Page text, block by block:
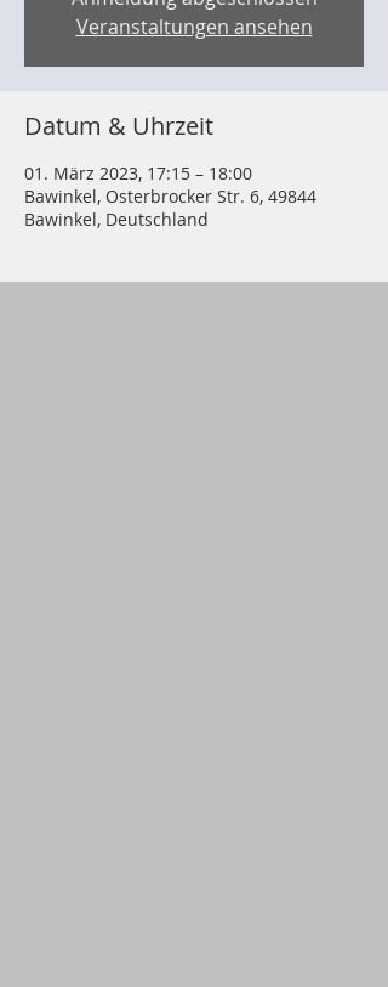
Veranstaltungen ansehen
Datum & Uhrzeit
01. März 2023, 17:15 – 18:00
Bawinkel, Osterbrocker Str. 6, 49844
Bawinkel, Deutschland